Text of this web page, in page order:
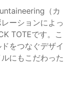
（カ
ーションによっ
TOTEです。こ
をつなぐデザイ
にもこだわった